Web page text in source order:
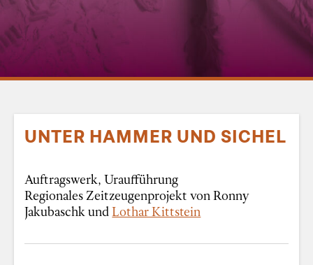
UNTER HAMMER UND SICHEL
Auftragswerk, Uraufführung
Regionales Zeitzeugenprojekt von Ronny
Jakubaschk undLothar Kittstein